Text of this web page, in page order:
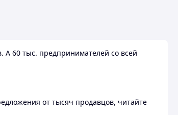
60 тыс. предпринимателей со всей
от тысяч продавцов, читайте